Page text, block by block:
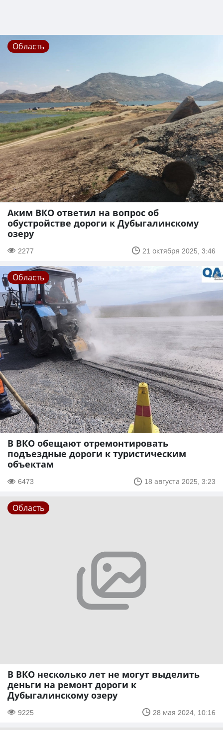
Область
Аким ВКО ответил на вопрос об
обустройстве дороги к Дубыгалинскому
озеру
2277 21 октября 2025, 3:46
Область
В ВКО обещают отремонтировать
подъездные дороги к туристическим
объектам
6473 18 августа 2025, 3:23
Область
В ВКО несколько лет не могут выделить
деньги на ремонт дороги к
Дубыгалинскому озеру
9225 28 мая 2024, 10:16